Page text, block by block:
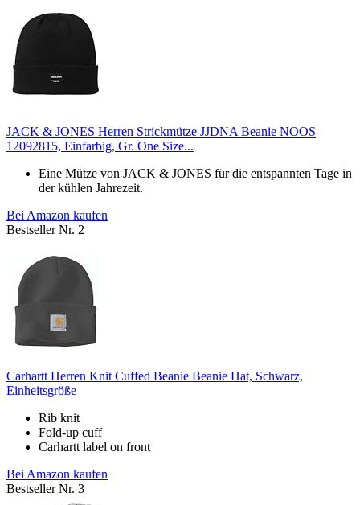
JACK & JONES Herren Strickmütze JJDNA Beanie NOOS
12092815, Einfarbig, Gr. One Size...
Eine Mütze von JACK & JONES für die entspannten Tage in
der kühlen Jahrezeit.
Bei Amazon kaufen
Bestseller Nr. 2
Carhartt Herren Knit Cuffed Beanie Beanie Hat, Schwarz,
Einheitsgröße
Rib knit
Fold-up cuff
Carhartt label on front
Bei Amazon kaufen
Bestseller Nr. 3